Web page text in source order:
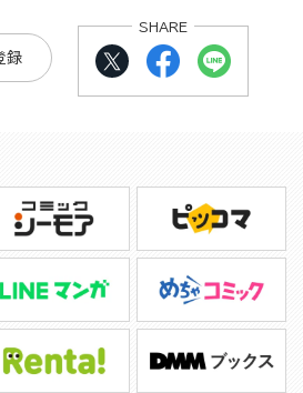
録
SHARE